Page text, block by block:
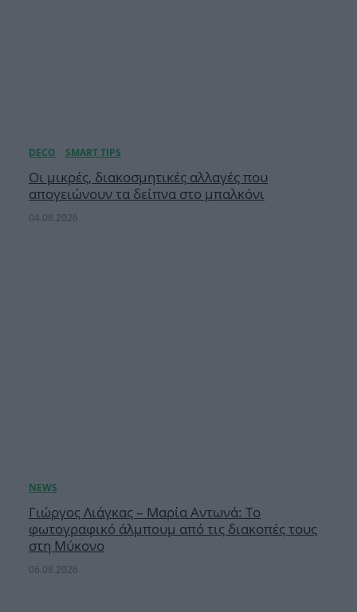
Οι μικρές, διακοσμητικές αλλαγές που
απογειώνουν τα δείπνα στο μπαλκόνι
04.08.2026
Γιώργος Λιάγκας – Μαρία Αντωνά: Το
φωτογραφικό άλμπουμ από τις διακοπές τους
στη Μύκονο
06.08.2026